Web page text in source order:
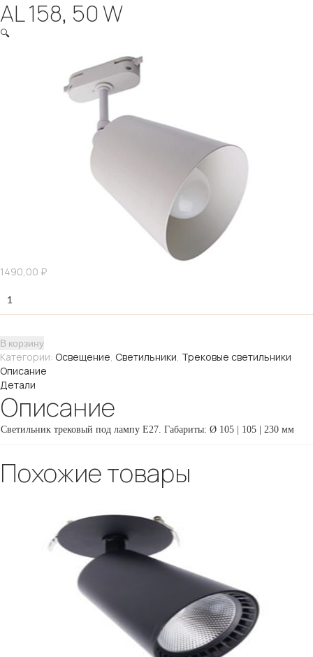
AL 158, 50 W
🔍
1490,00 ₽
AL
W
В корзину
Категории: Освещение, Светильники, Трековые светильники
Описание
Детали
Описание
Светильник трековый под лампу E27. Габариты: Ø 105 | 105 | 230 мм
Похожие товары